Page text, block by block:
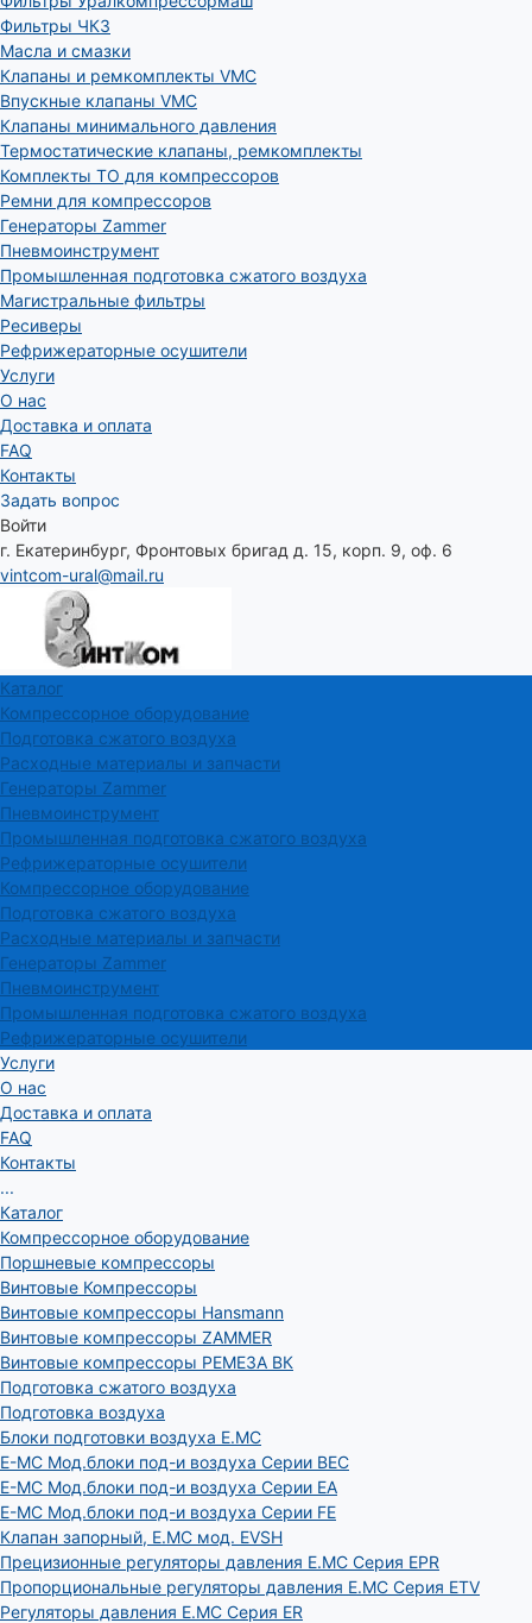
Фильтры ЧКЗ
Масла и смазки
Клапаны и ремкомплекты VMC
Впускные клапаны VMC
Клапаны минимального давления
Термостатические клапаны, ремкомплекты
Комплекты ТО для компрессоров
Ремни для компрессоров
Генераторы Zammer
Пневмоинструмент
Промышленная подготовка сжатого воздуха
Магистральные фильтры
Ресиверы
Рефрижераторные осушители
Услуги
О нас
Доставка и оплата
FAQ
Контакты
Задать вопрос
Войти
г. Екатеринбург, Фронтовых бригад д. 15, корп. 9, оф. 6
vintcom-ural@mail.ru
Каталог
Компрессорное оборудование
Подготовка сжатого воздуха
Расходные материалы и запчасти
Генераторы Zammer
Пневмоинструмент
Промышленная подготовка сжатого воздуха
Рефрижераторные осушители
Компрессорное оборудование
Подготовка сжатого воздуха
Расходные материалы и запчасти
Генераторы Zammer
Пневмоинструмент
Промышленная подготовка сжатого воздуха
Рефрижераторные осушители
Услуги
О нас
Доставка и оплата
FAQ
Контакты
...
Каталог
Компрессорное оборудование
Поршневые компрессоры
Винтовые Компрессоры
Винтовые компрессоры Hansmann
Винтовые компрессоры ZAMMER
Винтовые компрессоры РЕМЕЗА ВК
Подготовка сжатого воздуха
Подготовка воздуха
Блоки подготовки воздуха E.MC
E-MC Мод.блоки под-и воздуха Серии BEC
E-MC Мод.блоки под-и воздуха Серии EA
E-MC Мод.блоки под-и воздуха Серии FE
Клапан запорный, E.MC мод. EVSH
Прецизионные регуляторы давления E.MC Серия EPR
Пропорциональные регуляторы давления E.MC Серия ETV
Регуляторы давления E.MC Серия ER